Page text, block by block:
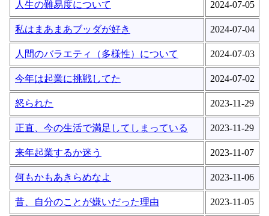
人生の難易度について 2024-07-05
私はまあまあブッダが好き 2024-07-04
人間のバラエティ（多様性）について 2024-07-03
今年は起業に挑戦してた 2024-07-02
怒られた 2023-11-29
正直、今の生活で満足してしまっている 2023-11-29
来年起業するか迷う 2023-11-07
何もかもあきらめなよ 2023-11-06
昔、自分のことが嫌いだった理由 2023-11-05